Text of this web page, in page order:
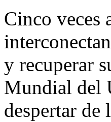
Cinco veces
y recuperar
Mundial del
despertar de